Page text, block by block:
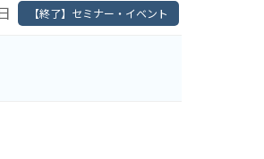
【終了】セミナー・イベント